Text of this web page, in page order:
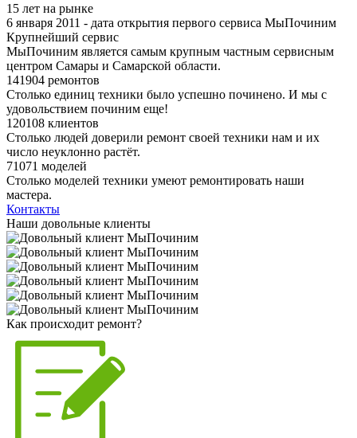
15 лет на рынке
6 января 2011 - дата открытия первого сервиса МыПочиним
Крупнейший сервис
МыПочиним является самым крупным частным сервисным
центром Самары и Самарской области.
141904 ремонтов
Столько единиц техники было успешно починено. И мы с
удовольствием починим еще!
120108 клиентов
Столько людей доверили ремонт своей техники нам и их
число неуклонно растёт.
71071 моделей
Столько моделей техники умеют ремонтировать наши
мастера.
Контакты
Наши довольные клиенты
Как происходит ремонт?